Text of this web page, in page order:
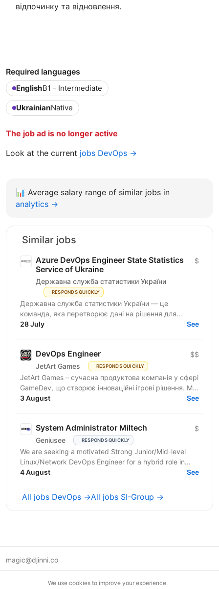
відпочинку та відновлення.
Required languages
EnglishB1 - Intermediate
UkrainianNative
The job ad is no longer active
Look at the current jobs DevOps →
📊 Average salary range of similar jobs in
analytics →
Similar jobs
Azure DevOps Engineer State Statistics
Service of Ukraine
Державна служба статистики України
RESPONDS QUICKLY
$
Державна служба статистики України — це
команда, яка перетворює дані на рішення для
розвитку країни. Ми перебуваємо у процесі
28 July See
DevOps Engineer
JetArt Games RESPONDS QUICKLY
$$
JetArt Games – сучасна продуктова компанія у сфері
GameDev, що створює інноваційні ігрові рішення. Ми
розробляємо високопродуктивні ігрові системи з...
3 August See
System Administrator Miltech
Geniusee RESPONDS QUICKLY
$
We are seeking a motivated Strong Junior/Mid-level
Linux/Network DevOps Engineer for a hybrid role in
Kyiv. The project is in the MilTech domain (closed...
4 August See
All jobs DevOps →All jobs SI-Group →
magic@djinni.co
We use cookies to improve your experience.